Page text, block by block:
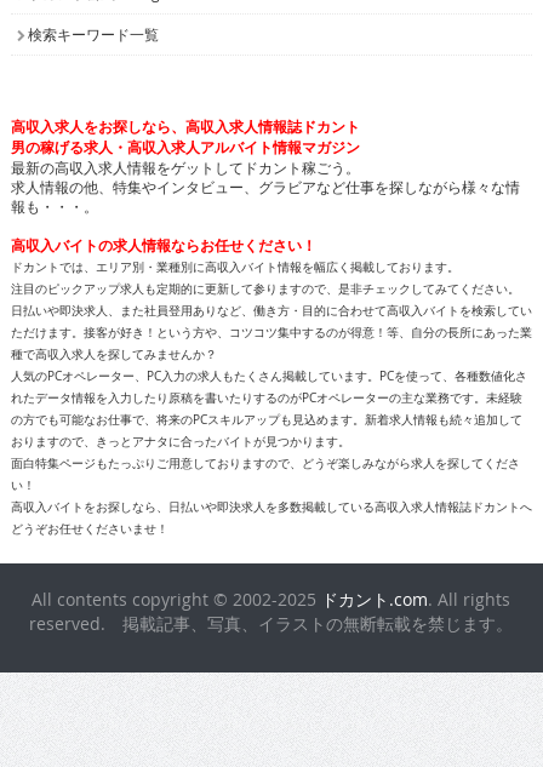
検索キーワード一覧
高収入求人をお探しなら、高収入求人情報誌ドカント
男の稼げる求人・高収入求人アルバイト情報マガジン
最新の高収入求人情報をゲットしてドカント稼ごう。
求人情報の他、特集やインタビュー、グラビアなど仕事を探しながら様々な情
報も・・・。
高収入バイトの求人情報ならお任せください！
ドカントでは、エリア別・業種別に高収入バイト情報を幅広く掲載しております。
注目のピックアップ求人も定期的に更新して参りますので、是非チェックしてみてください。
日払いや即決求人、また社員登用ありなど、働き方・目的に合わせて高収入バイトを検索してい
ただけます。接客が好き！という方や、コツコツ集中するのが得意！等、自分の長所にあった業
種で高収入求人を探してみませんか？
人気のPCオペレーター、PC入力の求人もたくさん掲載しています。PCを使って、各種数値化さ
れたデータ情報を入力したり原稿を書いたりするのがPCオペレーターの主な業務です。未経験
の方でも可能なお仕事で、将来のPCスキルアップも見込めます。新着求人情報も続々追加して
おりますので、きっとアナタに合ったバイトが見つかります。
面白特集ページもたっぷりご用意しておりますので、どうぞ楽しみながら求人を探してくださ
い！
高収入バイトをお探しなら、日払いや即決求人を多数掲載している高収入求人情報誌ドカントへ
どうぞお任せくださいませ！
All contents copyright © 2002-2025 ドカント.com. All rights
reserved. 掲載記事、写真、イラストの無断転載を禁じます。